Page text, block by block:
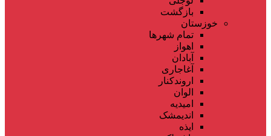
بازگشت
خوزستان
تمام شهر‌ها
اهواز
آبادان
آغاجاری
اروندکنار
الوان
امیدیه
اندیمشک
ایذه